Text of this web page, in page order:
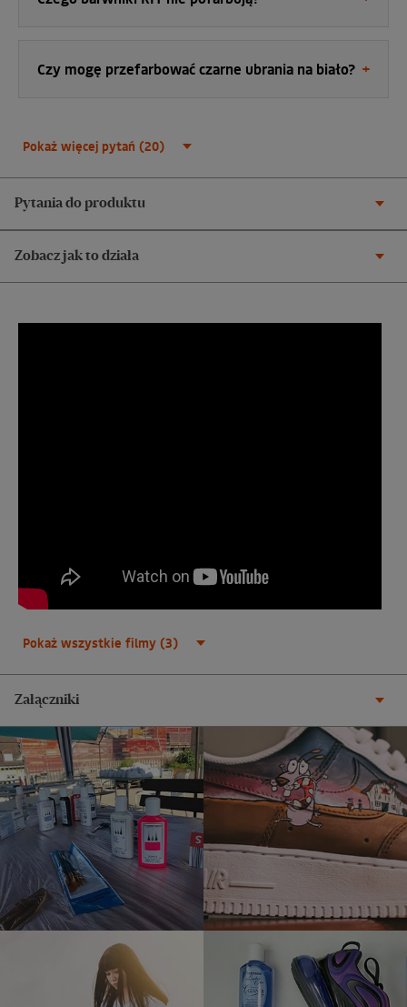
Czy mogę przefarbować czarne ubrania na biało?
Pokaż więcej pytań (20)
Pytania do produktu
Zobacz jak to działa
Pokaż wszystkie filmy (3)
Załączniki